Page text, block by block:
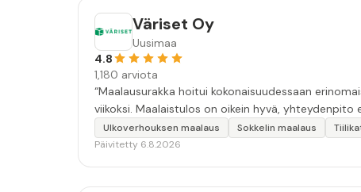
Väriset Oy
Uusimaa
4.8
1,180 arviota
“Maalausurakka hoitui kokonaisuudessaan
viikoksi. Maalaistulos on oikein hyvä,
Ulkoverhouksen maalaus Sokkelin maalaus
Päivitetty 6.8.2026